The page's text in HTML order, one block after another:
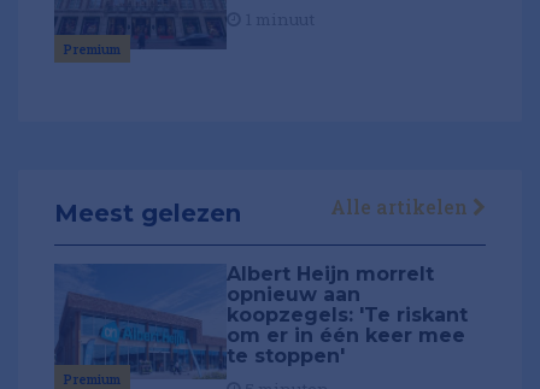
Premium
Meest gelezen Alle artikelen
Premium
Albert Heijn morrelt
opnieuw aan
koopzegels: 'Te riskant
om er in één keer mee
te stoppen'